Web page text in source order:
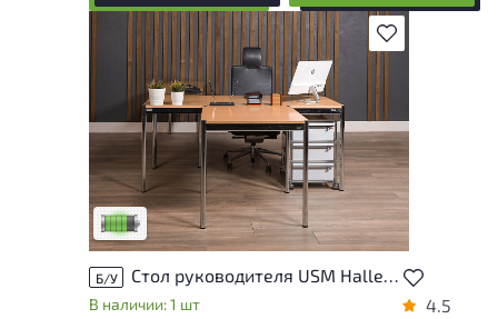
В избранное
У товара присутствуют незначительные
следы эксплуатации, не влияющие на
удобство его использования
Низкая степень износа
Б/У Стол руководителя USM Haller Дерево Ольха Швейцария
В наличии: 1 шт 4.5